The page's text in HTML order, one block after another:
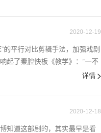
2020-12-19
的平行对比剪辑手法，加强戏剧
起了秦腔快板《教学》：”一不
详情
2020-12-18
知道这部剧的，其实最早是看